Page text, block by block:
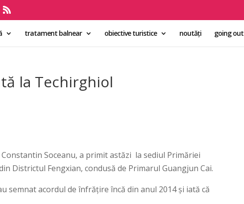
tratament balnear obiective turistice noutăți going out
la Techirghiol
Soceanu, a primit astăzi la sediul Primăriei
Districtul Fengxian, condusă de Primarul Guangjun Cai.
semnat acordul de înfrățire încă din anul 2014 și iată că